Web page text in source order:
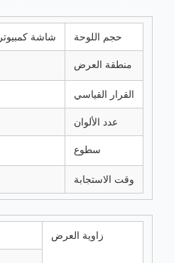
حجم اللوحة شاشة كمبيوتر LED مقاس 19 بوصة
منطقة العرض
القرار القياسي
عدد الألوان
سطوع
وقت الاستجابة
زاوية العرض